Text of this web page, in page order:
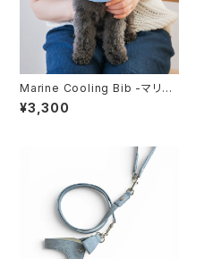
Marine Cooling Bib -マリン
クーリングスタイ(ポーチ付き）
- ブルー [オンライン限定]
¥3,300